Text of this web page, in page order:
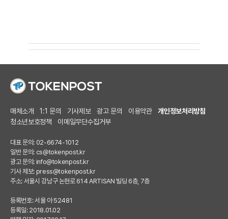
매체소개 1:1 문의 기사제보 광고 문의 이용약관
개인정보처리방침
청소년보호정책
이메일무단수집거부
대표 문의: 02-6674-1012
일반 문의: cs@tokenpost.kr
광고 문의: info@tokenpost.kr
기사 제보: press@tokenpost.kr
주소: 서울시 강남구 논현로 614 ARTISAN 빌딩 6층, 7층
등록번호: 서울 아 52481
등록일: 2018.01.02